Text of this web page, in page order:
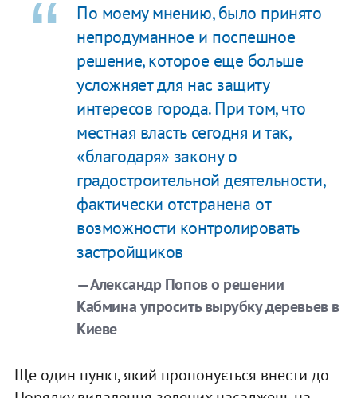
По моему мнению, было принято
непродуманное и поспешное
решение, которое еще больше
усложняет для нас защиту
интересов города. При том, что
местная власть сегодня и так,
«благодаря» закону о
градостроительной деятельности,
фактически отстранена от
возможности контролировать
застройщиков
— Александр Попов о решении
Кабмина упросить вырубку деревьев в
Киеве
Ще один пункт, який пропонується внести до